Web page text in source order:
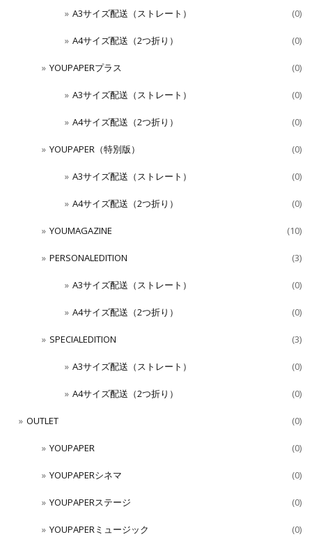
A3サイズ配送（ストレート） (0)
A4サイズ配送（2つ折り） (0)
YOUPAPERプラス (0)
A3サイズ配送（ストレート） (0)
A4サイズ配送（2つ折り） (0)
YOUPAPER（特別版） (0)
A3サイズ配送（ストレート） (0)
A4サイズ配送（2つ折り） (0)
YOUMAGAZINE (10)
PERSONALEDITION (3)
A3サイズ配送（ストレート） (0)
A4サイズ配送（2つ折り） (0)
SPECIALEDITION (3)
A3サイズ配送（ストレート） (0)
A4サイズ配送（2つ折り） (0)
OUTLET (0)
YOUPAPER (0)
YOUPAPERシネマ (0)
YOUPAPERステージ (0)
YOUPAPERミュージック (0)